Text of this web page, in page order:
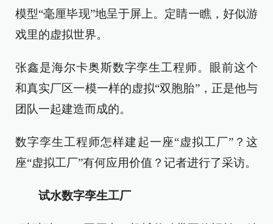
模型“毫厘毕现”地呈于屏上。定睛一瞧，好似游
戏里的虚拟世界。
张鑫是海尔卡奥斯数字孪生工程师。眼前这个
和真实厂区一模一样的虚拟“双胞胎”，正是他与
团队一起建造而成的。
数字孪生工程师怎样建起一座“虚拟工厂”？这
座“虚拟工厂”有何应用价值？记者进行了采访。
试水数字孪生工厂